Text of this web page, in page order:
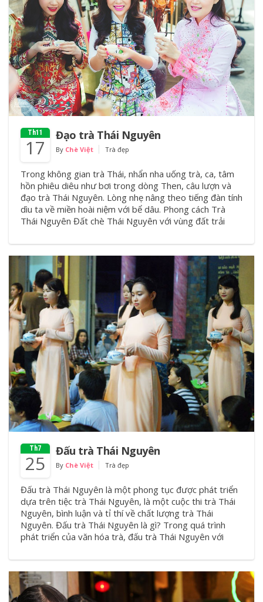
Th11
17
Đạo trà Thái Nguyên
By Chè Việt Trà đẹp
Trong không gian trà Thái, nhẩn nha uống trà, ca, tâm
hồn phiêu diêu như bơi trong dòng Then, câu lượn và
đạo trà Thái Nguyên. Lòng nhẹ nâng theo tiếng đàn tính
dìu ta về miền hoài niệm với bể dâu. Phong cách Trà
Thái Nguyên Đất chè Thái Nguyên với vùng đất trải
Th7
25
Đấu trà Thái Nguyên
By Chè Việt Trà đẹp
Đấu trà Thái Nguyên là một phong tục được phát triển
dựa trên tiệc trà Thái Nguyên, là một cuộc thi trà Thái
Nguyên, bình luận và tỉ thí về chất lượng trà Thái
Nguyên. Đấu trà Thái Nguyên là gì? Trong quá trình
phát triển của văn hóa trà, đấu trà Thái Nguyên với